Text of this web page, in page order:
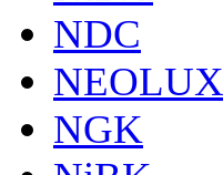
NDC
NEOLUX
NGK